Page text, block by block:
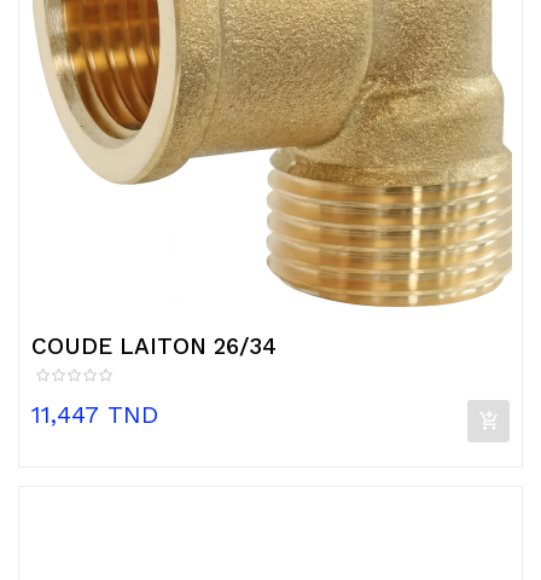
COUDE LAITON 26/34
Prix
11,447 TND